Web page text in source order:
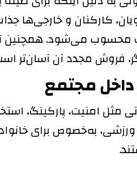
کارکنان و خارجی‌ها
محسوب می‌شود.
فروش مجدد آن آسان‌تر
داخل مجتمع
مثل امنیت، پارکینگ،
به‌خصوص برای